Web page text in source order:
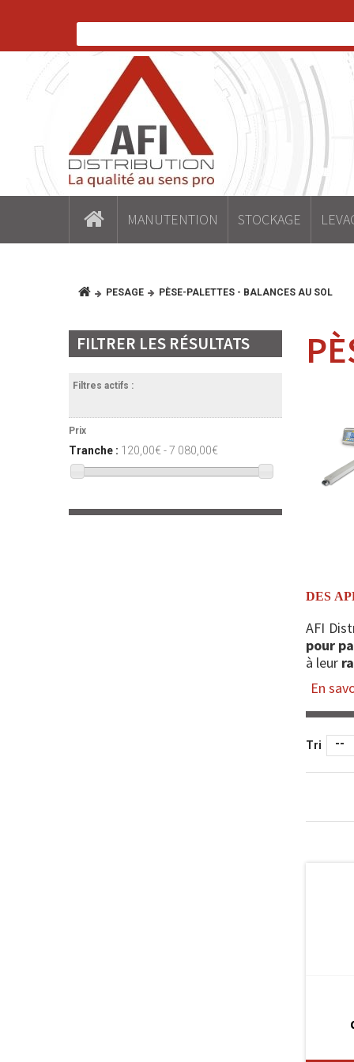
MANUTENTION STOCKAGE
PESAGE PÈSE-PALETTES - BALANCES AU SOL
FILTRER LES RÉSULTATS
Filtres actifs :
Prix
Tranche : 120,00€ - 7 080,00€
DES
AFI
pour
à leur
En
Tri --